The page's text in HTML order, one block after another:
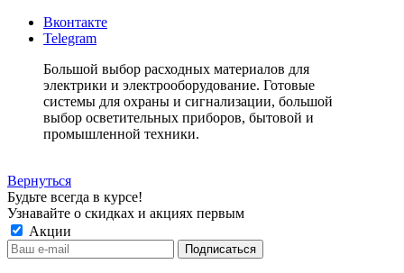
Вконтакте
Telegram
Большой выбор расходных материалов для
электрики и электрооборудование. Готовые
системы для охраны и сигнализации, большой
выбор осветительных приборов, бытовой и
промышленной техники.
Вернуться
Будьте всегда в курсе!
Узнавайте о скидках и акциях первым
Акции